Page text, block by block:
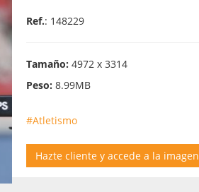
Ref.: 148229
Tamaño: 4972 x 3314
Peso: 8.99MB
#Atletismo
Hazte cliente y accede a la imagen